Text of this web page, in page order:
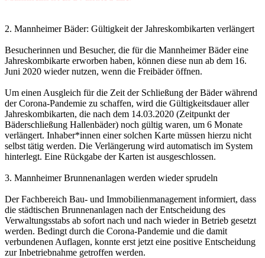
2. Mannheimer Bäder: Gültigkeit der Jahreskombikarten verlängert
Besucherinnen und Besucher, die für die Mannheimer Bäder eine
Jahreskombikarte erworben haben, können diese nun ab dem 16.
Juni 2020 wieder nutzen, wenn die Freibäder öffnen.
Um einen Ausgleich für die Zeit der Schließung der Bäder während
der Corona-Pandemie zu schaffen, wird die Gültigkeitsdauer aller
Jahreskombikarten, die nach dem 14.03.2020 (Zeitpunkt der
Bäderschließung Hallenbäder) noch gültig waren, um 6 Monate
verlängert. Inhaber*innen einer solchen Karte müssen hierzu nicht
selbst tätig werden. Die Verlängerung wird automatisch im System
hinterlegt. Eine Rückgabe der Karten ist ausgeschlossen.
3. Mannheimer Brunnenanlagen werden wieder sprudeln
Der Fachbereich Bau- und Immobilienmanagement informiert, dass
die städtischen Brunnenanlagen nach der Entscheidung des
Verwaltungsstabs ab sofort nach und nach wieder in Betrieb gesetzt
werden. Bedingt durch die Corona-Pandemie und die damit
verbundenen Auflagen, konnte erst jetzt eine positive Entscheidung
zur Inbetriebnahme getroffen werden.